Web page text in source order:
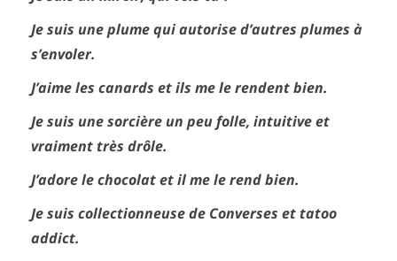
Je suis une plume qui autorise d’autres plumes à
s’envoler.
J’aime les canards et ils me le rendent bien.
Je suis une sorcière un peu folle, intuitive et
vraiment très drôle.
J’adore le chocolat et il me le rend bien.
Je suis collectionneuse de Converses et tatoo
addict.